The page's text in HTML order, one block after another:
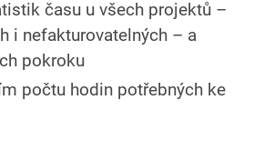
času u všech projektů –
i nefakturovatelných – a
pokroku
počtu hodin potřebných ke